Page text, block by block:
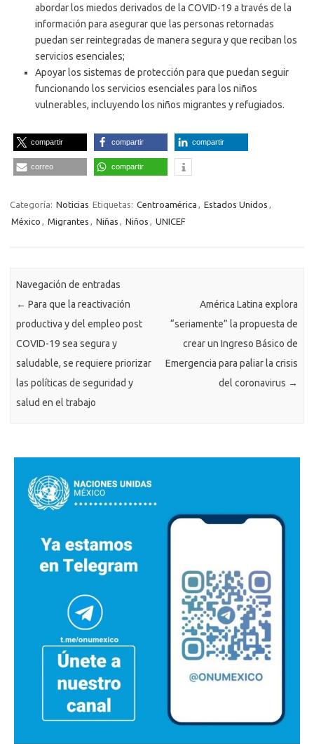
abordar los miedos derivados de la COVID-19 a través de la
información para asegurar que las personas retornadas
puedan ser reintegradas de manera segura y que reciban los
servicios esenciales;
Apoyar los sistemas de protección para que puedan seguir
funcionando los servicios esenciales para los niños
vulnerables, incluyendo los niños migrantes y refugiados.
compartir compartir compartir
correo compartir
Categoría: Noticias Etiquetas: Centroamérica , Estados Unidos ,
México , Migrantes , Niñas , Niños , UNICEF
Navegación de entradas
← Para que la reactivación
productiva y del empleo post
COVID-19 sea segura y
saludable, se requiere priorizar
las políticas de seguridad y
salud en el trabajo
América Latina explora
“seriamente” la propuesta de
crear un Ingreso Básico de
Emergencia para paliar la crisis
del coronavirus →